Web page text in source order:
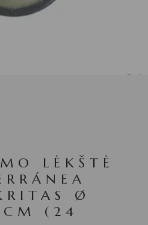
LĖKŠTĖ
Ø
(24